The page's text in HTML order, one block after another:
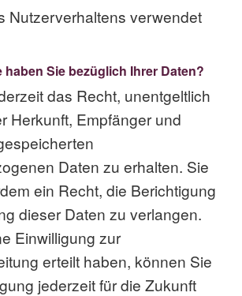
Nutzerverhaltens verwendet
haben Sie bezüglich Ihrer Daten?
das Recht, unentgeltlich
Herkunft, Empfänger und
Daten zu erhalten. Sie
ein Recht, die Berichtigung
dieser Daten zu verlangen.
Einwilligung zur
erteilt haben, können Sie
jederzeit für die Zukunft